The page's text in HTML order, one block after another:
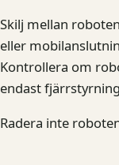
Skilj mellan
eller
Kontrollera om
endast
Radera inte